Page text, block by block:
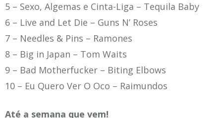
5 – Sexo, Algemas e Cinta-Liga – Tequila Baby
6 – Live and Let Die – Guns N’ Roses
7 – Needles & Pins – Ramones
8 – Big in Japan – Tom Waits
9 – Bad Motherfucker – Biting Elbows
10 – Eu Quero Ver O Oco – Raimundos
Até a semana que vem!